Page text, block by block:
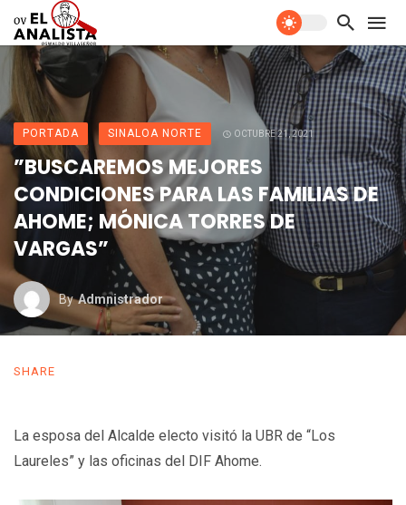
PORTADA SINALOA NORTE OCTUBRE 21, 2021
”BUSCAREMOS MEJORES
CONDICIONES PARA LAS FAMILIAS DE
AHOME; MÓNICA TORRES DE
VARGAS”
By Admnistrador
SHARE
La esposa del Alcalde electo visitó la UBR de “Los
Laureles” y las oficinas del DIF Ahome.